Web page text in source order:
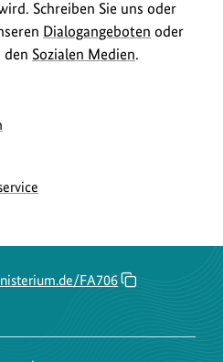
Schreiben Sie uns oder
Dialogangeboten oder
den Sozialen Medien.
des
FA706